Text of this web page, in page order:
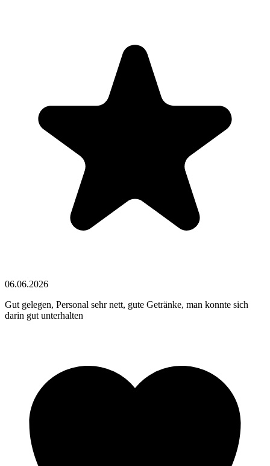
06.06.2026
Gut gelegen, Personal sehr nett, gute Getränke, man konnte sich
darin gut unterhalten